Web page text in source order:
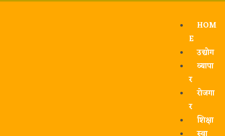
HOM
E
उद्योग
व्यापा
र
रोजगा
र
शिक्षा